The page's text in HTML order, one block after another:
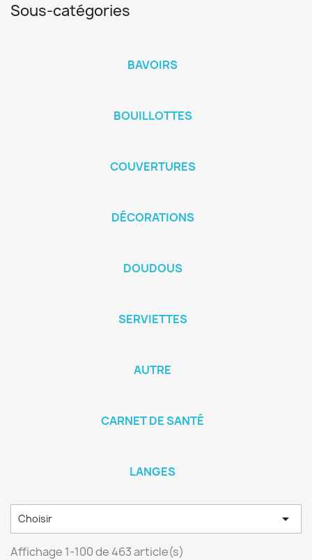
Sous-catégories
BAVOIRS
BOUILLOTTES
COUVERTURES
DÉCORATIONS
DOUDOUS
SERVIETTES
AUTRE
CARNET DE SANTÉ
LANGES
Choisir 
Affichage 1-100 de 463 article(s)